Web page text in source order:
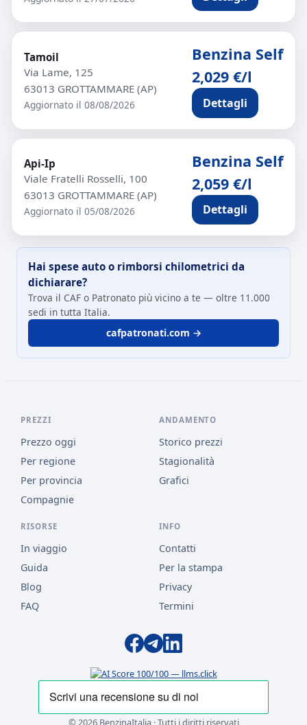
Tamoil
Via Lame, 125
63013 GROTTAMMARE (AP)
Aggiornato il 08/08/2026
Benzina Self
2,029 €/l
Dettagli
Api-Ip
Viale Fratelli Rosselli, 100
63013 GROTTAMMARE (AP)
Aggiornato il 05/08/2026
Benzina Self
2,059 €/l
Dettagli
Hai spese auto o rimborsi chilometrici da
dichiarare?
Trova il CAF o Patronato più vicino a te — oltre 11.000
sedi in tutta Italia.
cafpatronati.com →
PREZZI
Prezzo oggi
Per regione
Per provincia
Compagnie
ANDAMENTO
Storico prezzi
Stagionalità
Grafici
RISORSE
In viaggio
Guida
Blog
FAQ
INFO
Contatti
Per la stampa
Privacy
Termini
© 2026 BenzinaItalia · Tutti i diritti riservati